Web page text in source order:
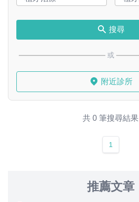
搜尋
或
附近診所
共 0 筆搜尋結果
1
推薦文章